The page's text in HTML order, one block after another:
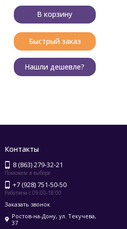
В корзину
Быстрый заказ
Нашли дешевле?
Контакты
8 (863) 279-32-21
Поможем в выборе
+7 (928) 751-50-50
Работаем с 09:00-18:00
Заказать звонок
Ростов-на-Дону, ул. Текучева,
37